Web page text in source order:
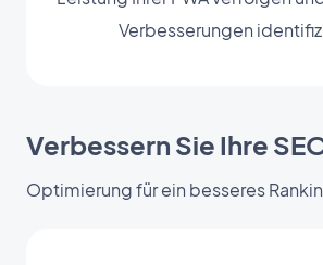
Verbesserungen
Verbessern Sie Ihre
Optimierung für ein besseres